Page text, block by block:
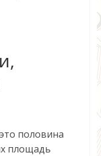
половина
площадь